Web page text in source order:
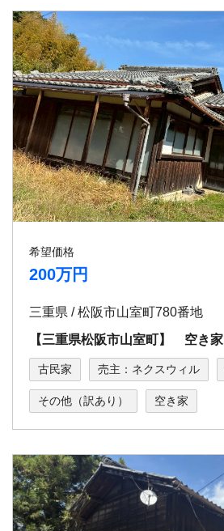
希望価格
200万円
三重県 / 松阪市山室町780番地
【三重県松阪市山室町】 空き家
古民家 売主：ネクスウィル
その他（訳あり） 空き家